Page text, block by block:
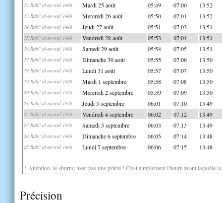
12 Rabi' al-awwal 1448 Mardi 25 août 05:49 07:00 13:52
13 Rabi' al-awwal 1448 Mercredi 26 août 05:50 07:01 13:52
14 Rabi' al-awwal 1448 Jeudi 27 août 05:51 07:03 13:51
15 Rabi' al-awwal 1448 Vendredi 28 août 05:53 07:04 13:51
16 Rabi' al-awwal 1448 Samedi 29 août 05:54 07:05 13:51
17 Rabi' al-awwal 1448 Dimanche 30 août 05:55 07:06 13:50
18 Rabi' al-awwal 1448 Lundi 31 août 05:57 07:07 13:50
19 Rabi' al-awwal 1448 Mardi 1 septembre 05:58 07:08 13:50
20 Rabi' al-awwal 1448 Mercredi 2 septembre 05:59 07:09 13:50
21 Rabi' al-awwal 1448 Jeudi 3 septembre 06:01 07:10 13:49
22 Rabi' al-awwal 1448 Vendredi 4 septembre 06:02 07:12 13:49
23 Rabi' al-awwal 1448 Samedi 5 septembre 06:03 07:13 13:49
24 Rabi' al-awwal 1448 Dimanche 6 septembre 06:05 07:14 13:48
25 Rabi' al-awwal 1448 Lundi 7 septembre 06:06 07:15 13:48
* Attention, le shuruq n'est pas une prière ! C'est simplement l'heure avant laquelle
Précision